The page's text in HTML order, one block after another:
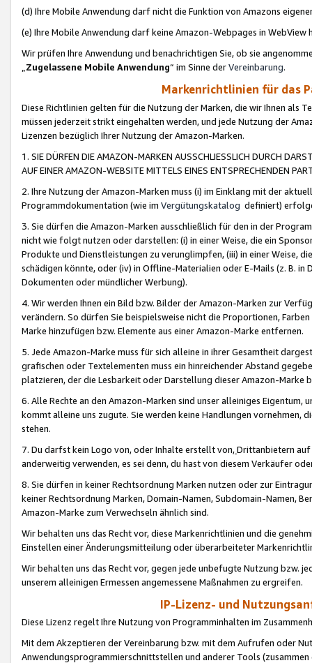
(d) Ihre Mobile Anwendung darf nicht die Funktion von Amazons
(e) Ihre Mobile Anwendung darf keine Amazon-Webpages in WebView
Wir prüfen Ihre Anwendung und benachrichtigen Sie, ob sie
„Zugelassene Mobile Anwendung“ im Sinne derVereinbarung.
Markenrichtlinien für das
Diese Richtlinien gelten für die Nutzung der Marken, die wir Ihnen als
müssen jederzeit strikt eingehalten werden, und jede Nutzung der
Lizenzen bezüglich Ihrer Nutzung der Amazon-Marken.
1. SIE DÜRFEN DIE AMAZON-MARKEN AUSSCHLIESSLICH DURCH
AUF EINER AMAZON-WEBSITE MITTELS EINES ENTSPRECHENDEN
2. Ihre Nutzung der Amazon-Marken muss (i) im Einklang mit der
Programmdokumentation (wie im Vergütungskatalog definiert)
3. Sie dürfen die Amazon-Marken ausschließlich für den in der
nicht wie folgt nutzen oder darstellen: (i) in einer Weise, die ein
Produkte und Dienstleistungen zu verunglimpfen, (iii) in einer Weise,
schädigen könnte, oder (iv) in Offline-Materialien oder E-Mails (z. B. in
Dokumenten oder mündlicher Werbung).
4. Wir werden Ihnen ein Bild bzw. Bilder der Amazon-Marken zur
verändern. So dürfen Sie beispielsweise nicht die Proportionen,
Marke hinzufügen bzw. Elemente aus einer Amazon-Marke entfernen.
5. Jede Amazon-Marke muss für sich alleine in ihrer Gesamtheit
grafischen oder Textelementen muss ein hinreichender Abstand
platzieren, der die Lesbarkeit oder Darstellung dieser Amazon-Marke
6. Alle Rechte an den Amazon-Marken sind unser alleiniges
kommt alleine uns zugute. Sie werden keine Handlungen vornehmen,
stehen.
7. Du darfst kein Logo von, oder Inhalte erstellt von,Drittanbietern auf
anderweitig verwenden, es sei denn, du hast von diesem Verkäufer
8. Sie dürfen in keiner Rechtsordnung Marken nutzen oder zur
keiner Rechtsordnung Marken, Domain-Namen, Subdomain-Namen,
Amazon-Marke zum Verwechseln ähnlich sind.
Wir behalten uns das Recht vor, diese Markenrichtlinien und die
Einstellen einer Änderungsmitteilung oder überarbeiteter
Wir behalten uns das Recht vor, gegen jede unbefugte Nutzung bzw.
unserem alleinigen Ermessen angemessene Maßnahmen zu ergreifen.
IP-Lizenz- und
Diese Lizenz regelt Ihre Nutzung von Programminhalten im
Mit dem Akzeptieren der Vereinbarung bzw. mit dem Aufrufen oder
Anwendungsprogrammierschnittstellen und anderer Tools (zusammen